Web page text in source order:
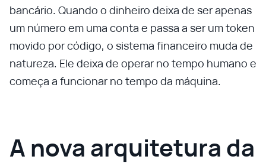
bancário. Quando o dinheiro deixa de ser apenas
um número em uma conta e passa a ser um token
movido por código, o sistema financeiro muda de
natureza. Ele deixa de operar no tempo humano e
começa a funcionar no tempo da máquina.
A nova arquitetura da